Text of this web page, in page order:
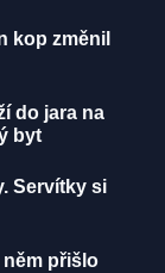
kop změnil
do jara na
byt
Servítky si
něm přišlo